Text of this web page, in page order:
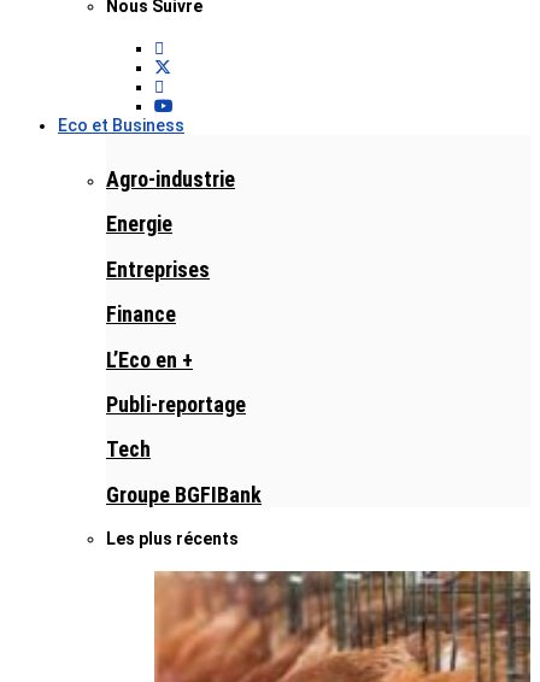
Nous Suivre
Eco et Business
Agro-industrie
Energie
Entreprises
Finance
L’Eco en +
Publi-reportage
Tech
Groupe BGFIBank
Les plus récents